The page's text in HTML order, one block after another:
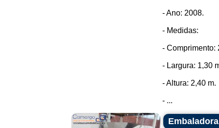
- Ano: 2008.
- Medidas:
- Comprimento:
- Largura: 1,30
- Altura: 2,40 m.
- ...